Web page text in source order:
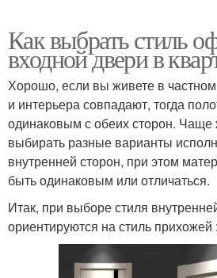
Как выбрать стиль
входной двери в
Хорошо, если вы живете в
и интерьера совпадают, тогда
одинаковым с обеих сторон. Чаще
выбирать разные варианты
внутренней сторон, при этом
быть одинаковым или отличаться.
Итак, при выборе стиля
ориентируются на стиль прихожей :